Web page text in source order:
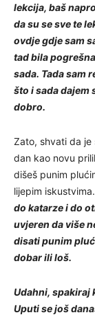
lekcija, baš
da su se sve te
ovdje gdje sam
tad bila
sada. Tada sam
što i sada dajem
dobro.
Zato, shvati da je
dan kao novu
dišeš punim
lijepim iskustvima.
do katarze i do
uvjeren da više
disati punim
dobar ili loš.
Udahni, spakiraj
Uputi se još